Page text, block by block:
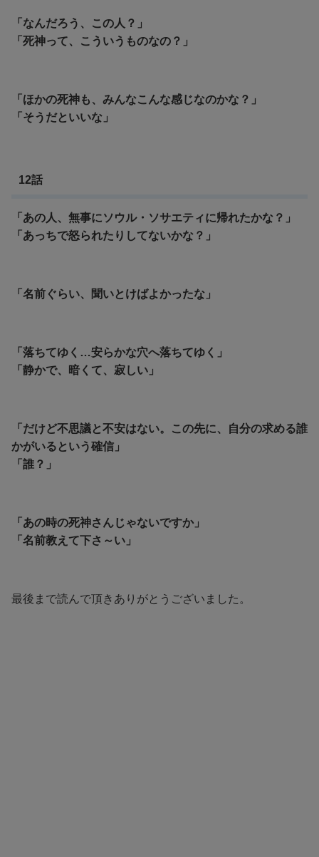
「なんだろう、この人？」
「死神って、こういうものなの？」
「ほかの死神も、みんなこんな感じなのかな？」
「そうだといいな」
12話
「あの人、無事にソウル・ソサエティに帰れたかな？」
「あっちで怒られたりしてないかな？」
「名前ぐらい、聞いとけばよかったな」
「落ちてゆく…安らかな穴へ落ちてゆく」
「静かで、暗くて、寂しい」
「だけど不思議と不安はない。この先に、自分の求める誰
かがいるという確信」
「誰？」
「あの時の死神さんじゃないですか」
「名前教えて下さ～い」
最後まで読んで頂きありがとうございました。